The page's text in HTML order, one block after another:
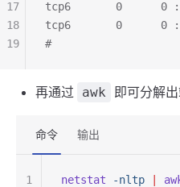
tcp6       0      0
tcp6       0      0
#
17
18
19
再通过 awk 即可分解
命令 输出
netstat -nltp
1